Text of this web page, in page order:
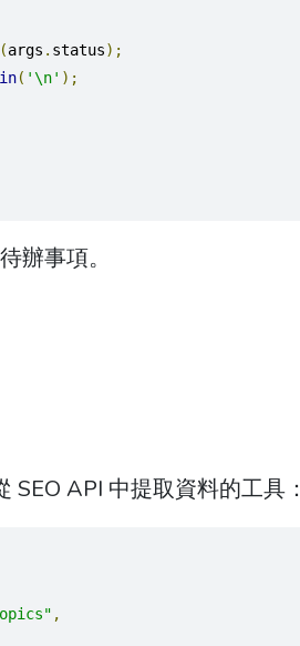
(args . status);
( '\n' );
辦事項。
API 中提取資料的工具：
,